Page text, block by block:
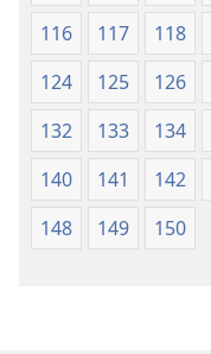
116
117 118
124
125 126
132
133 134
140
141 142
148
149 150